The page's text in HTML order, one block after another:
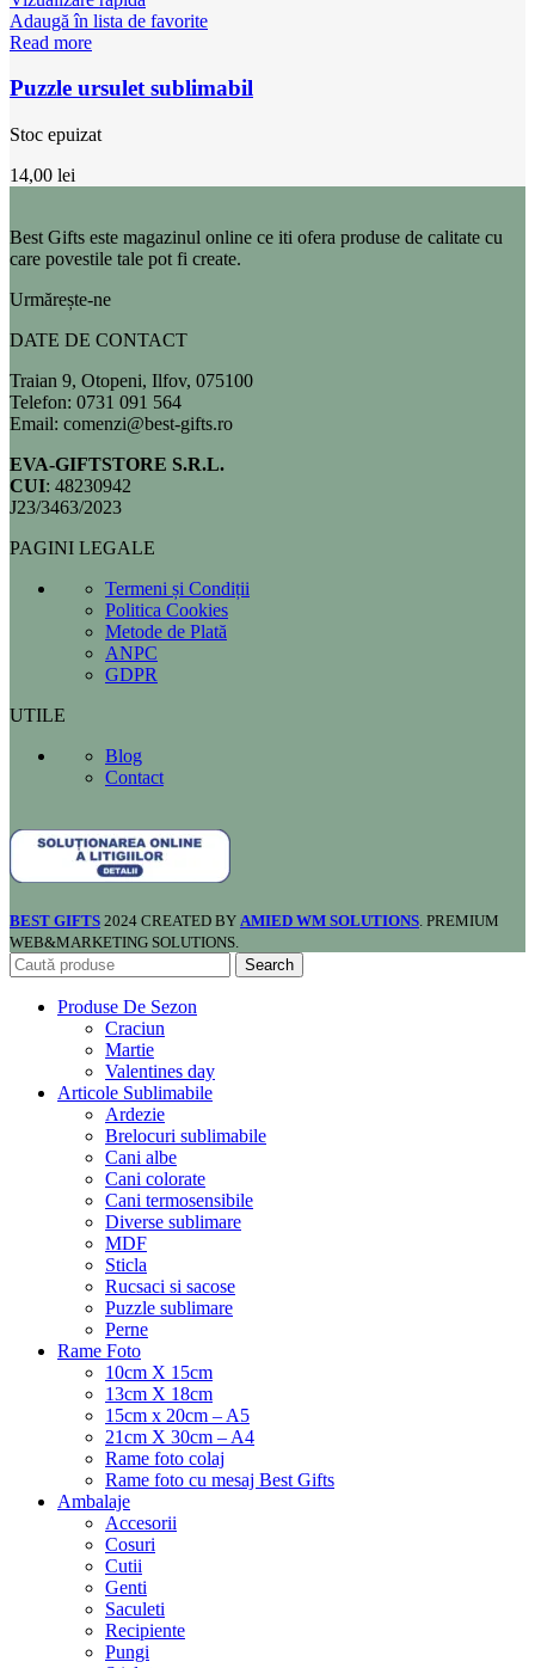
Adaugă în lista de favorite
Read more
Puzzle ursulet sublimabil
Stoc epuizat
14,00 lei
Best Gifts este magazinul online ce iti ofera produse de calitate cu
care povestile tale pot fi create.
Urmărește-ne
DATE DE CONTACT
Traian 9, Otopeni, Ilfov, 075100
Telefon: 0731 091 564
Email: comenzi@best-gifts.ro
EVA-GIFTSTORE S.R.L.
CUI: 48230942
J23/3463/2023
PAGINI LEGALE
Termeni și Condiții
Politica Cookies
Metode de Plată
ANPC
GDPR
UTILE
Blog
Contact
BEST GIFTS 2024 CREATED BY AMIED WM SOLUTIONS . PREMIUM
WEB&MARKETING SOLUTIONS.
Search
Produse De Sezon
Craciun
Martie
Valentines day
Articole Sublimabile
Ardezie
Brelocuri sublimabile
Cani albe
Cani colorate
Cani termosensibile
Diverse sublimare
MDF
Sticla
Rucsaci si sacose
Puzzle sublimare
Perne
Rame Foto
10cm X 15cm
13cm X 18cm
15cm x 20cm – A5
21cm X 30cm – A4
Rame foto colaj
Rame foto cu mesaj Best Gifts
Ambalaje
Accesorii
Cosuri
Cutii
Genti
Saculeti
Recipiente
Pungi